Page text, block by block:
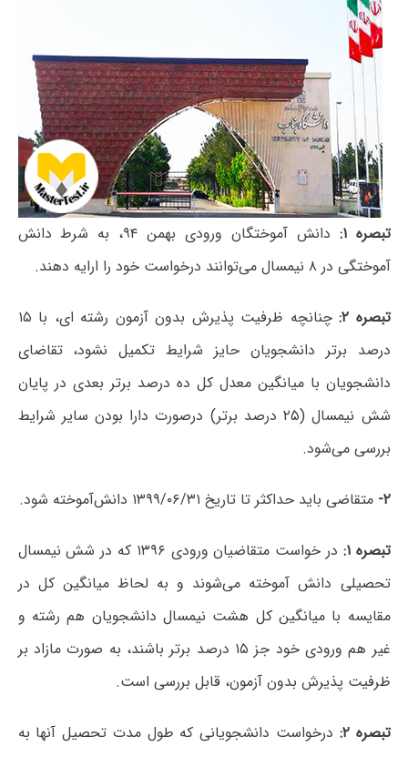
تبصره ۱:
دانش آموختگان ورودی بهمن ۹۴، به شرط دانش
آموختگی در ۸ نیمسال می‌توانند درخواست خود را ارایه دهند.
تبصره ۲:
چنانچه ظرفیت پذیرش بدون آزمون رشته ای، با ۱۵
درصد برتر دانشجویان حایز شرایط تکمیل نشود، تقاضای
دانشجویان با میانگین معدل کل ده درصد برتر بعدی در پایان
شش نیمسال (۲۵ درصد برتر) درصورت دارا بودن سایر شرایط
بررسی می‌شود.
۲- متقاضی باید حداکثر تا تاریخ ۱۳۹۹/۰۶/۳۱ دانش‌آموخته شود.
تبصره ۱:
در خواست متقاضیان ورودی ۱۳۹۶ که در شش نیمسال
تحصیلی دانش آموخته می‌شوند و به لحاظ میانگین کل در
مقایسه با میانگین کل هشت نیمسال دانشجویان هم رشته و
غیر هم ورودی خود جز ۱۵ درصد برتر باشند، به صورت مازاد بر
ظرفیت پذیرش بدون آزمون، قابل بررسی است.
تبصره ۲:
درخواست دانشجویانی که طول مدت تحصیل آنها به